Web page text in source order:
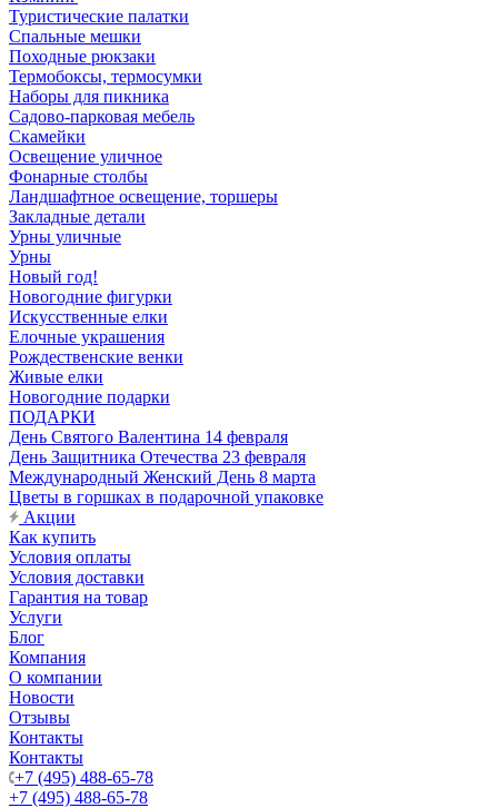
Туристические палатки
Спальные мешки
Походные рюкзаки
Термобоксы, термосумки
Наборы для пикника
Садово-парковая мебель
Скамейки
Освещение уличное
Фонарные столбы
Ландшафтное освещение, торшеры
Закладные детали
Урны уличные
Урны
Новый год!
Новогодние фигурки
Искусственные елки
Елочные украшения
Рождественские венки
Живые елки
Новогодние подарки
ПОДАРКИ
День Святого Валентина 14 февраля
День Защитника Отечества 23 февраля
Международный Женский День 8 марта
Цветы в горшках в подарочной упаковке
Акции
Как купить
Условия оплаты
Условия доставки
Гарантия на товар
Услуги
Блог
Компания
О компании
Новости
Отзывы
Контакты
Контакты
+7 (495) 488-65-78
+7 (495) 488-65-78